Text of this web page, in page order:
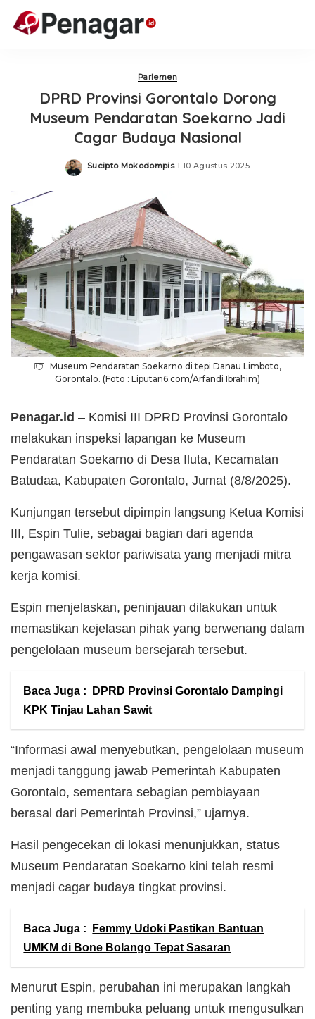
Parlemen
DPRD Provinsi Gorontalo Dorong
Museum Pendaratan Soekarno Jadi
Cagar Budaya Nasional
Posted
Sucipto Mokodompis 10 Agustus 2025
Museum Pendaratan Soekarno di tepi Danau Limboto,
Gorontalo. (Foto : Liputan6.com/Arfandi Ibrahim)
Penagar.id – Komisi III DPRD Provinsi Gorontalo
melakukan inspeksi lapangan ke Museum
Pendaratan Soekarno di Desa Iluta, Kecamatan
Batudaa, Kabupaten Gorontalo, Jumat (8/8/2025).
Kunjungan tersebut dipimpin langsung Ketua Komisi
III, Espin Tulie, sebagai bagian dari agenda
pengawasan sektor pariwisata yang menjadi mitra
kerja komisi.
Espin menjelaskan, peninjauan dilakukan untuk
memastikan kejelasan pihak yang berwenang dalam
pengelolaan museum bersejarah tersebut.
Baca Juga :
DPRD Provinsi Gorontalo Dampingi
KPK Tinjau Lahan Sawit
“Informasi awal menyebutkan, pengelolaan museum
menjadi tanggung jawab Pemerintah Kabupaten
Gorontalo, sementara sebagian pembiayaan
berasal dari Pemerintah Provinsi,” ujarnya.
Hasil pengecekan di lokasi menunjukkan, status
Museum Pendaratan Soekarno kini telah resmi
menjadi cagar budaya tingkat provinsi.
Baca Juga :
Femmy Udoki Pastikan Bantuan
UMKM di Bone Bolango Tepat Sasaran
Menurut Espin, perubahan ini merupakan langkah
penting yang membuka peluang untuk mengusulkan